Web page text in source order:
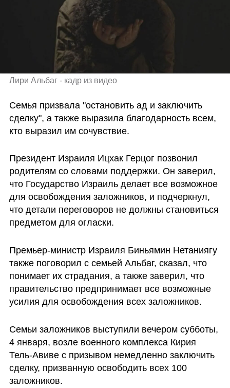
Лири Альбаг - кадр из видео
Семья призвала "остановить ад и заключить
сделку", а также выразила благодарность всем,
кто выразил им сочувствие.
Президент Израиля Ицхак Герцог позвонил
родителям со словами поддержки. Он заверил,
что Государство Израиль делает все возможное
для освобождения заложников, и подчеркнул,
что детали переговоров не должны становиться
предметом для огласки.
Премьер-министр Израиля Биньямин Нетаниягу
также поговорил с семьей Альбаг, сказал, что
понимает их страдания, а также заверил, что
правительство предпринимает все возможные
усилия для освобождения всех заложников.
Семьи заложников выступили вечером субботы,
4 января, возле военного комплекса Кирия
Тель-Авиве с призывом немедленно заключить
сделку, призванную освободить всех 100
заложников.